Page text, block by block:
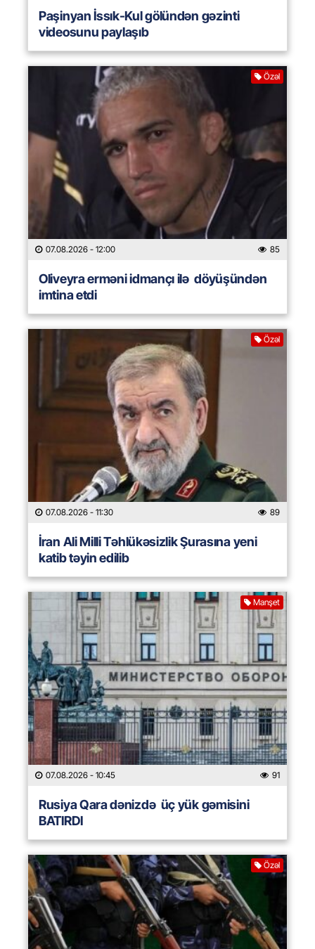
Paşinyan İssık-Kul gölündən gəzinti
videosunu paylaşıb
Özəl
07.08.2026 - 12:00 85
Oliveyra erməni idmançı ilə döyüşündən
imtina etdi
Özəl
07.08.2026 - 11:30 89
İran Ali Milli Təhlükəsizlik Şurasına yeni
katib təyin edilib
Manşet
07.08.2026 - 10:45 91
Rusiya Qara dənizdə üç yük gəmisini
BATIRDI
Özəl